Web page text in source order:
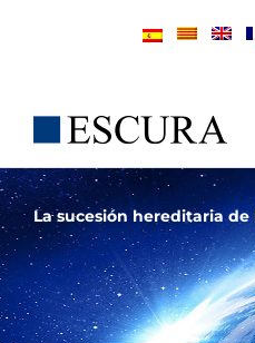
La sucesión hereditaria